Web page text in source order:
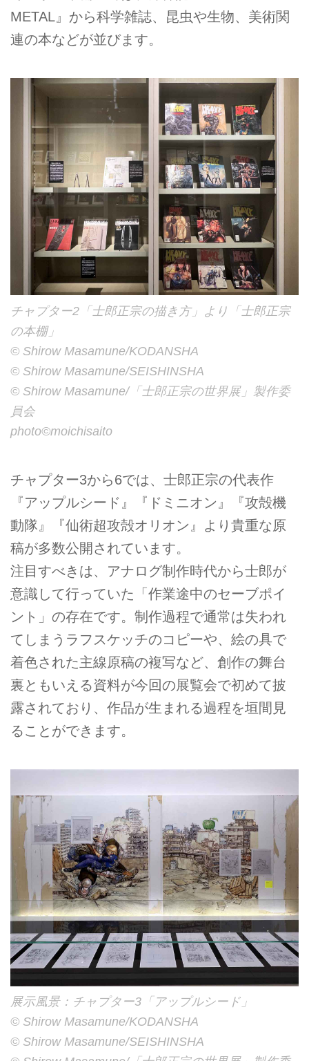
METAL』から科学雑誌、昆虫や生物、美術関
連の本などが並びます。
チャプター2「士郎正宗の描き方」より「士郎正宗
の本棚」
©︎ Shirow Masamune/KODANSHA
©︎ Shirow Masamune/SEISHINSHA
©︎ Shirow Masamune/「士郎正宗の世界展」製作委
員会
photo©︎moichisaito
チャプター3から6では、士郎正宗の代表作
『アップルシード』『ドミニオン』『攻殻機
動隊』『仙術超攻殻オリオン』より貴重な原
稿が多数公開されています。
注目すべきは、アナログ制作時代から士郎が
意識して行っていた「作業途中のセーブポイ
ント」の存在です。制作過程で通常は失われ
てしまうラフスケッチのコピーや、絵の具で
着色された主線原稿の複写など、創作の舞台
裏ともいえる資料が今回の展覧会で初めて披
露されており、作品が生まれる過程を垣間見
ることができます。
展示風景：チャプター3「アップルシード」
©︎ Shirow Masamune/KODANSHA
©︎ Shirow Masamune/SEISHINSHA